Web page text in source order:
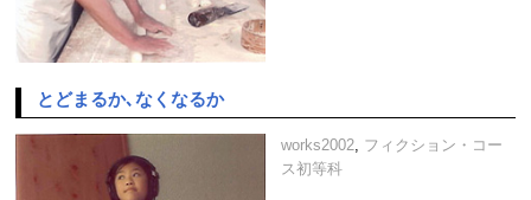
とどまるか､なくなるか
works2002, フィクション・コー
ス初等科